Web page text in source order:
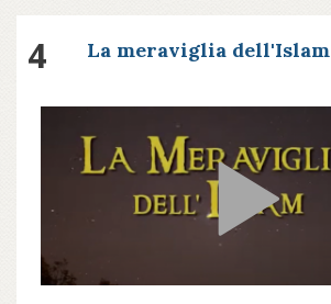
Continua a leggere su cultor.org...
4 La meraviglia dell'Islam